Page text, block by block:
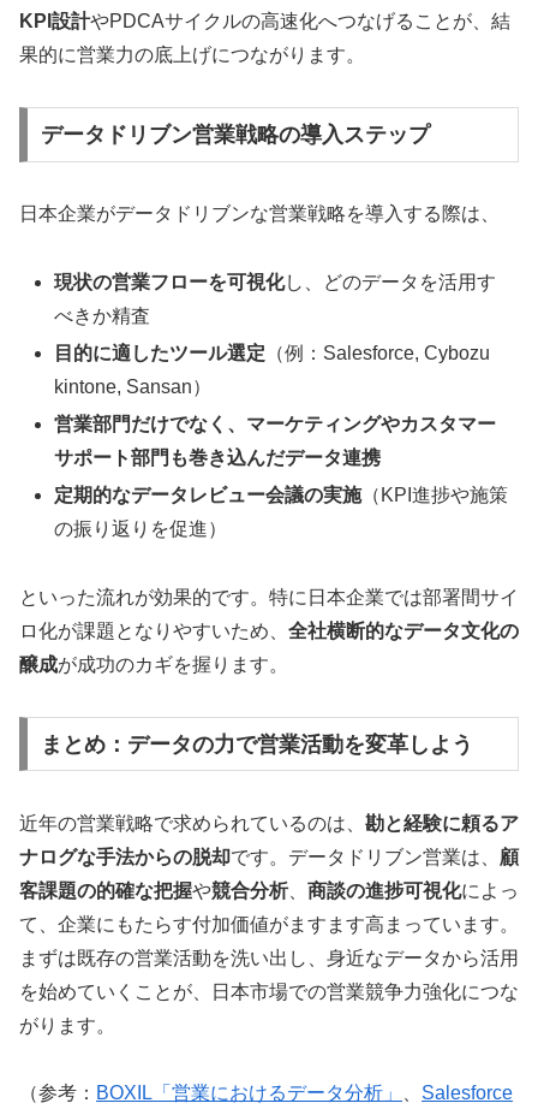
KPI設計やPDCAサイクルの高速化へつなげることが、結
果的に営業力の底上げにつながります。
データドリブン営業戦略の導入ステップ
日本企業がデータドリブンな営業戦略を導入する際は、
現状の営業フローを可視化し、どのデータを活用す
べきか精査
目的に適したツール選定 （例：Salesforce, Cybozu
kintone, Sansan）
営業部門だけでなく、マーケティングやカスタマー
サポート部門も巻き込んだデータ連携
定期的なデータレビュー会議の実施（KPI進捗や施策
の振り返りを促進）
といった流れが効果的です。特に日本企業では部署間サイ
ロ化が課題となりやすいため、 全社横断的なデータ文化の
醸成が成功のカギを握ります。
まとめ：データの力で営業活動を変革しよう
近年の営業戦略で求められているのは、 勘と経験に頼るア
ナログな手法からの脱却です。データドリブン営業は、 顧
客課題の的確な把握や競合分析、 商談の進捗可視化によっ
て、企業にもたらす付加価値がますます高まっています。
まずは既存の営業活動を洗い出し、身近なデータから活用
を始めていくことが、日本市場での営業競争力強化につな
がります。
（参考： BOXIL「営業におけるデータ分析」
Salesforce